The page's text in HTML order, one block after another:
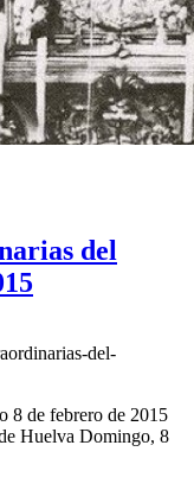
del
del-
8 de febrero de 2015
Huelva Domingo, 8